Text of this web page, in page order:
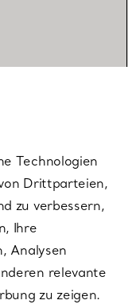
Technologien
Drittparteien,
zu verbessern,
Ihre
Analysen
relevante
zu zeigen.